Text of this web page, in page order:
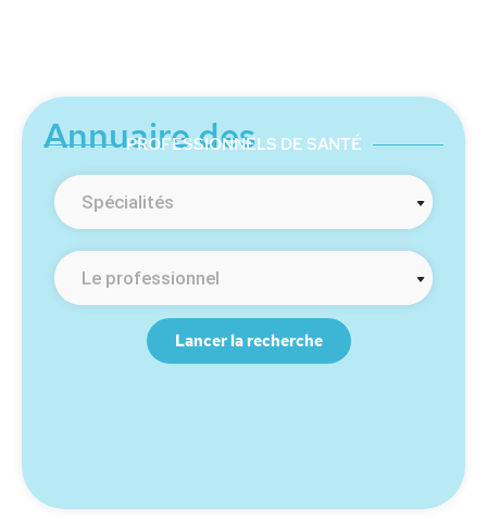
Annuaire des
PROFESSIONNELS DE SANTÉ
Le professionnel
Spécialités
Lancer la recherche